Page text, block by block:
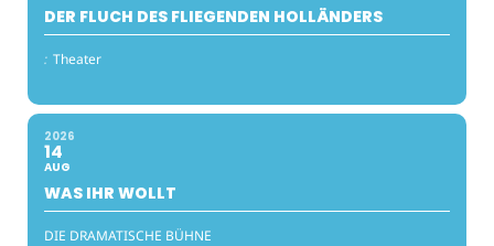
DER FLUCH DES FLIEGENDEN HOLLÄNDERS
: Theater
2026
14
AUG
WAS IHR WOLLT
DIE DRAMATISCHE BÜHNE